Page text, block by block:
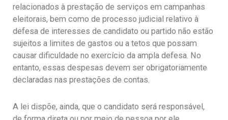
relacionados à prestação de serviços em campanhas
eleitorais, bem como de processo judicial relativo à
defesa de interesses de candidato ou partido não estão
sujeitos a limites de gastos ou a tetos que possam
causar dificuldade no exercício da ampla defesa. No
entanto, essas despesas devem ser obrigatoriamente
declaradas nas prestações de contas.
A lei dispõe, ainda, que o candidato será responsável,